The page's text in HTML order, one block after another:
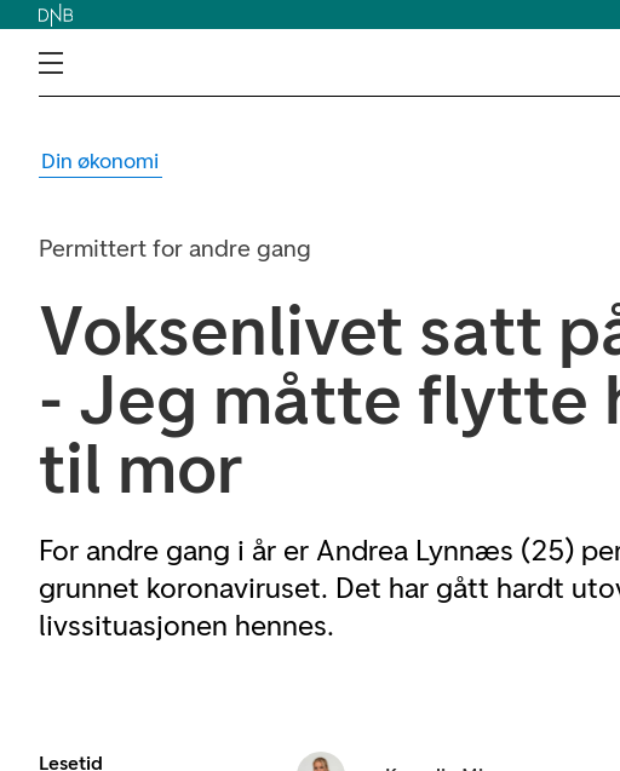
Din økonomi
Permittert for andre gang
Voksenlivet satt
- Jeg måtte flytte
til mor
For andre gang i år er Andrea Lynnæs (25)
grunnet koronaviruset. Det har gått hardt
livssituasjonen hennes.
Lesetid